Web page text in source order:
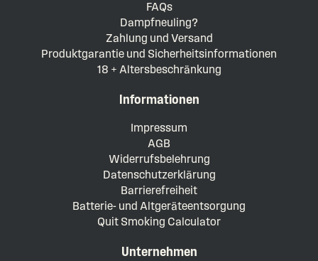
FAQs
Dampfneuling?
Zahlung und Versand
Produktgarantie und Sicherheitsinformationen
18 + Altersbeschränkung
Informationen
Impressum
AGB
Widerrufsbelehrung
Datenschutzerklärung
Barrierefreiheit
Batterie- und Altgeräteentsorgung
Quit Smoking Calculator
Unternehmen